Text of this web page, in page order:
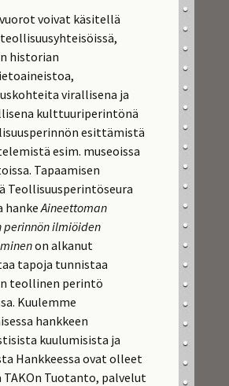
voivat käsitellä
historian
virallisena ja
kulttuuriperintönä
esittämistä
esim. museoissa
Tapaamisen
Teollisuusperintöseura
hankeAineettoman
perinnön ilmiöiden
on alkanut
tapoja tunnistaa
teollinen perintö
Kuulemme
hankkeen
kuulumisista ja
Hankkeessa ovat olleet
TAKOn Tuotanto, palvelut